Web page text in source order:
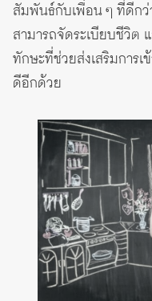
สัมพันธ์กับเพื่อน ๆ ที่ดีกว่
สามารถจัดระเบียบชีวิต
ทักษะที่ช่วยส่งเสริมการ
ดีอีกด้วย